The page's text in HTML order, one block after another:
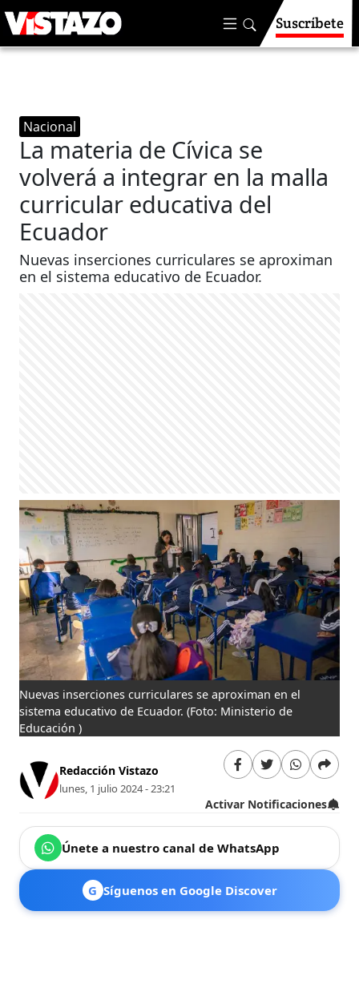
Suscríbete
Nacional
La materia de Cívica se
volverá a integrar en la malla
curricular educativa del
Ecuador
Nuevas inserciones curriculares se aproximan
en el sistema educativo de Ecuador.
Nuevas inserciones curriculares se aproximan en el
sistema educativo de Ecuador.(Foto: Ministerio de
Educación )
Redacción Vistazo
lunes, 1 julio 2024 - 23:21
Activar Notificaciones
Únete a nuestro canal de WhatsApp
G Síguenos en Google Discover